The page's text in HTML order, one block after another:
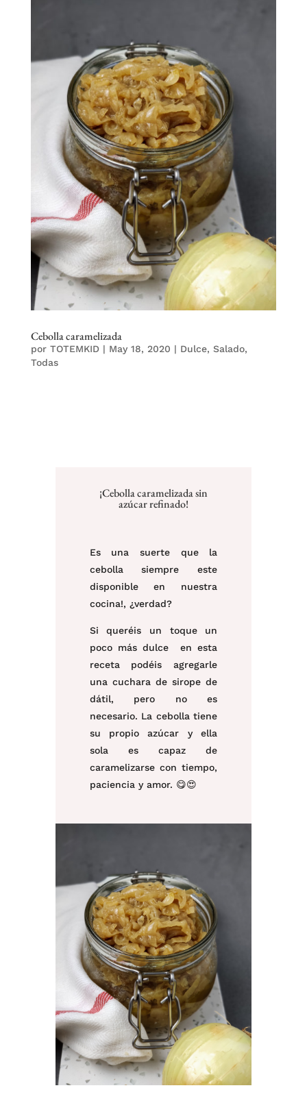
Cebolla caramelizada
por TOTEMKID| May 18, 2020 | Dulce, Salado,
Todas
¡Cebolla caramelizada sin
azúcar refinado!
Es una suerte que la
cebolla siempre este
disponible en nuestra
cocina!, ¿verdad?⁠
Si queréis un toque un
poco más dulce en esta
receta podéis agregarle
una cuchara de sirope de
dátil, pero no es
necesario. La cebolla tiene
su propio azúcar y ella
sola es capaz de
caramelizarse con tiempo,
paciencia y amor. 😋😍⁠